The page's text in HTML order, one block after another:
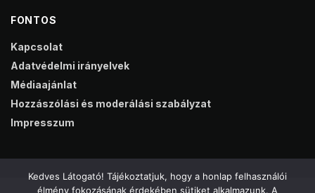
FONTOS
Kapcsolat
Adatvédelmi irányelvek
Médiaajánlat
Hozzászólási és moderálási szabályzat
Impresszum
Kedves Látogató! Tájékoztatjuk, hogy a honlap felhasználói
élmény fokozásának érdekében sütiket alkalmazunk. A